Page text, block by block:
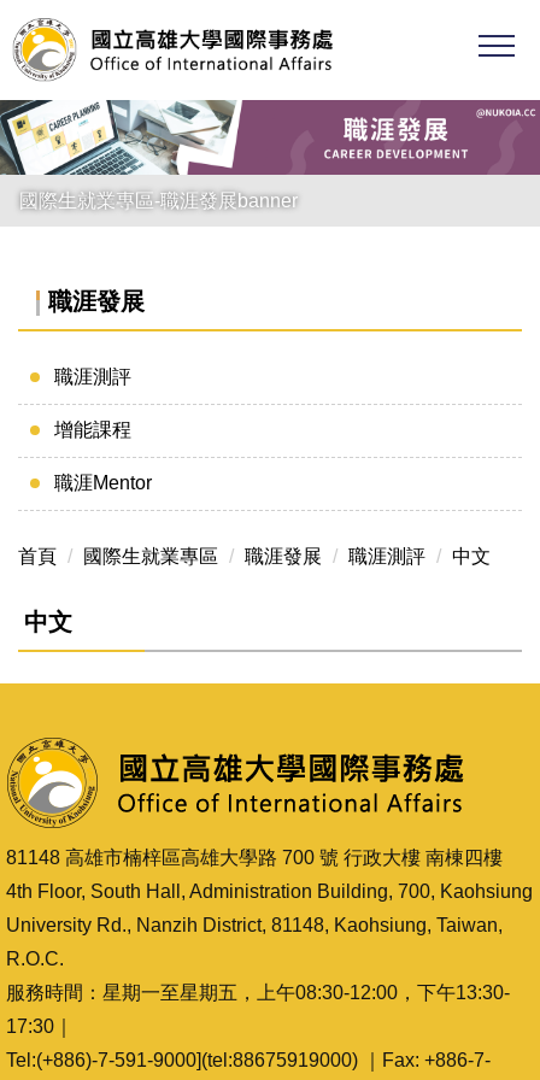
跳
到
主
要
內
容
區國際生就業專區-職涯發展banner
職涯發展
職涯測評
增能課程
職涯Mentor
首頁 國際生就業專區 職涯發展 職涯測評 中文
中文
81148 高雄市楠梓區高雄大學路 700 號 行政大樓 南棟四樓
4th Floor, South Hall, Administration Building, 700, Kaohsiung
University Rd., Nanzih District, 81148, Kaohsiung, Taiwan,
R.O.C.
服務時間：星期一至星期五，上午08:30-12:00，下午13:30-
17:30｜
Tel:(+886)-7-591-9000](tel:88675919000) ｜Fax: +886-7-